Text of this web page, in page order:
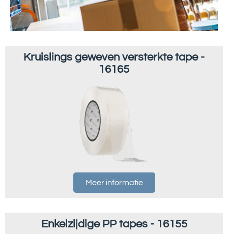
Kruislings geweven versterkte tape -
16165
Meer informatie
Enkelzijdige PP tapes - 16155